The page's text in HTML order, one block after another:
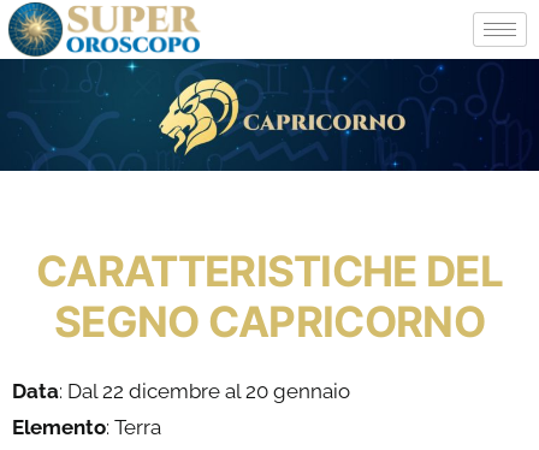
CARATTERISTICHE DEL
SEGNO CAPRICORNO
Data: Dal 22 dicembre al 20 gennaio
Elemento: Terra